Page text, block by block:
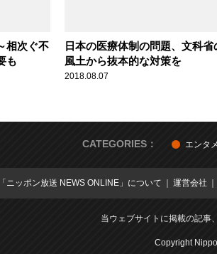
相次ぐ不
も
日本の医療体制の問題、文科省
風土から抜本的な対策を
2018.08.07
CATEGORIES： エンタメ
「ニッポン放送 NEWS ONLINE」について 運営会社
当ウェブサイトに掲載の記事
Copyright